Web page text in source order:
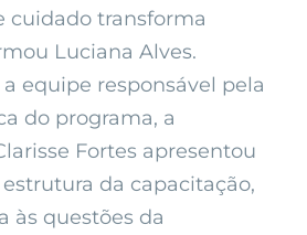
cuidado transforma
Luciana Alves.
equipe responsável pela
do programa, a
Fortes apresentou
da capacitação,
às questões da